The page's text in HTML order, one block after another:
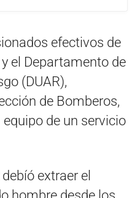
efectivos de
el Departamento de
(DUAR),
de Bomberos,
de un servicio
extraer el